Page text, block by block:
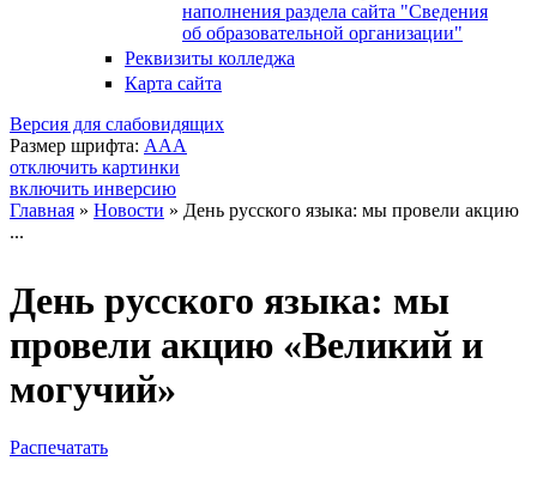
наполнения раздела сайта "Сведения
об образовательной организации"
Реквизиты колледжа
Карта сайта
Версия для слабовидящих
Размер шрифта: AAA
отключить картинки
включить инверсию
Вы здесь
Главная » Новости » День русского языка: мы провели акцию
...
День русского языка: мы
провели акцию «Великий и
могучий»
Распечатать